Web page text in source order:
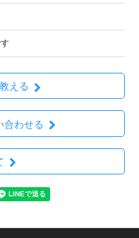
える
合わせる